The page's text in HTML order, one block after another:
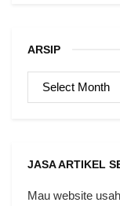
ARSIP
ARSIP
JASA ARTIKEL
Mau website